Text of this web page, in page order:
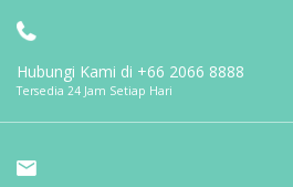
Hubungi Kami di +66 2066 8888
Tersedia 24 Jam Setiap Hari